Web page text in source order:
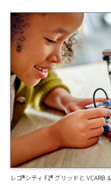
レゴ®シティ F1® グリッドと VCARB